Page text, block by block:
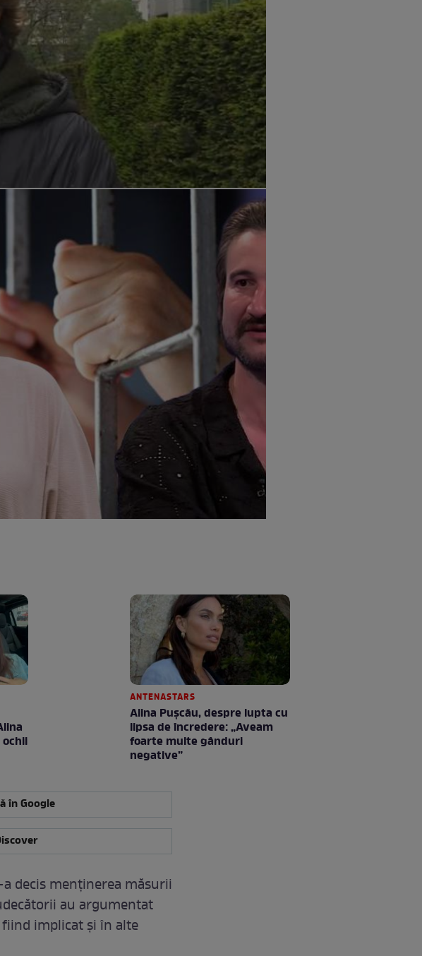
ANTENASTARS
Alina Pușcău, despre lupta cu
lipsa de încredere: „Aveam
foarte multe gânduri
negative”
în Google
decis menținerea măsurii
au argumentat
implicat și în alte